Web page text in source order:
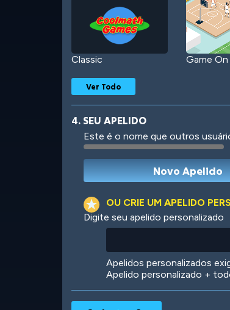
Classic Game On
Robotic
Ver Todo
4. SEU APELIDO
Este é o nome que outros
OU CRIE UM APELIDO
Digite seu apelido personalizado
Apelidos personalizados
Apelido personalizado +